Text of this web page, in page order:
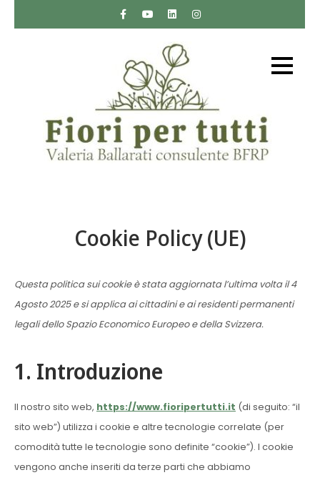
Cookie Policy (UE)
Questa politica sui cookie è stata aggiornata l’ultima volta il 4
Agosto 2025 e si applica ai cittadini e ai residenti permanenti
legali dello Spazio Economico Europeo e della Svizzera.
1. Introduzione
Il nostro sito web, https://www.fioripertutti.it (di seguito: “il
sito web”) utilizza i cookie e altre tecnologie correlate (per
comodità tutte le tecnologie sono definite “cookie”). I cookie
vengono anche inseriti da terze parti che abbiamo